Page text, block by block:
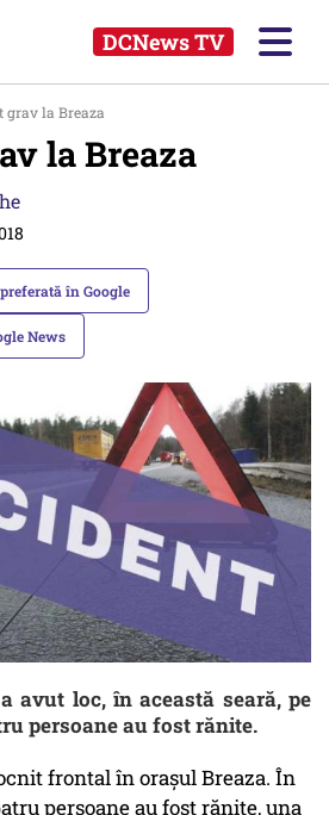
DCNews TV
grav la Breaza
la Breaza
în Google
News
avut loc, în această seară, pe
persoane au fost rănite.
frontal în orașul Breaza. În
persoane au fost rănite, una